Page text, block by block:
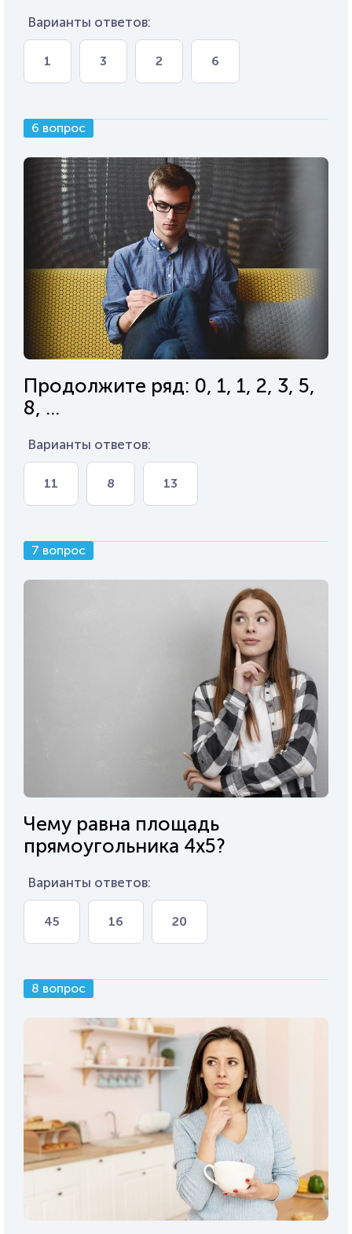
Варианты ответов:
1 3 2 6
6 вопрос
Продолжите ряд: 0, 1, 1, 2, 3, 5,
8, ...
Варианты ответов:
11 8 13
7 вопрос
Чему равна площадь
прямоугольника 4х5?
Варианты ответов:
45 16 20
8 вопрос